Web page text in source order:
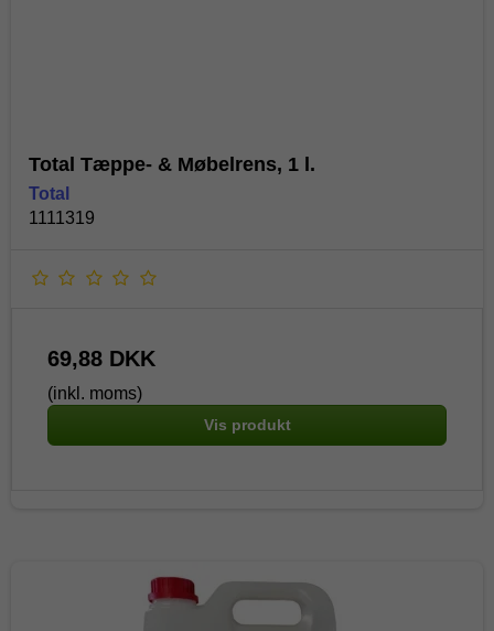
Total Tæppe- & Møbelrens, 1 l.
Total
1111319
69,88 DKK
(inkl. moms)
Vis produkt